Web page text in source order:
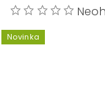
Novinka